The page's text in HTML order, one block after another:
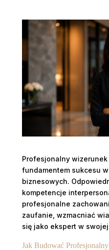
Profesjonalny
fundamentem sukcesu
biznesowych.
kompetencje
profesjonalne
zaufanie, wzmacniać
się jako ekspert w
Jak Budować